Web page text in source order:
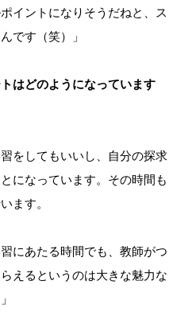
イントになりそうだねと、ス
です（笑）」
はどのようになっています
をしてもいいし、自分の探求
になっています。その時間も
ます。
にあたる時間でも、教師がつ
えるというのは大きな魅力な